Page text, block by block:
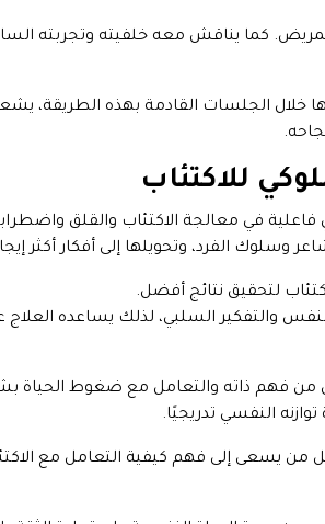
كما يناقش معه خلفيته وتجربته
خلال الجلسات القادمة بهذه الطريقة،
للاكتئاب
في معالجة الاكتئاب والقلق
وسلوك الفرد، وتحويلها إلى أفكار أكثر
لتحقيق نتائج أفضل.
والتفكير السلبي، لذلك يساعده العلاج
من فهم ذاته والتعامل مع ضغوط الحياة
النفسي تدريجيًا.
من يسعى إلى فهم كيفية التعامل مع